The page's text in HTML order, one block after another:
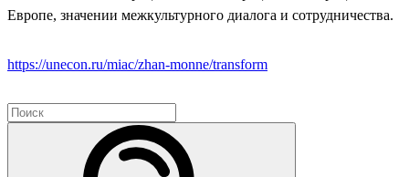
Европе, значении межкультурного диалога и сотрудничества.
https://unecon.ru/miac/zhan-monne/transform